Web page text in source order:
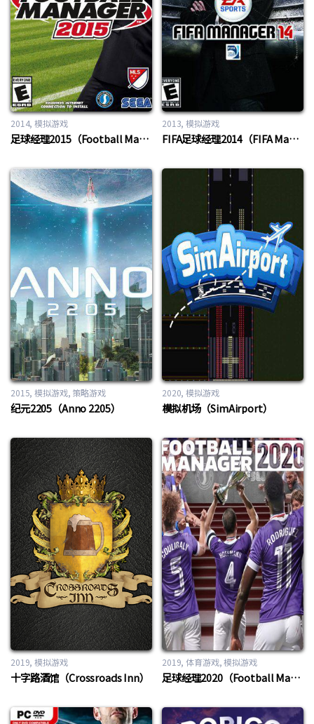
2014 模拟游戏
足球经理2015（Football Manager 2015）
2013 模拟游戏
FIFA足球经理2014（FIFA Manager 2014）
2015 模拟游戏, 策略游戏
纪元2205（Anno 2205）
2020 模拟游戏
模拟机场（SimAirport）
2019 模拟游戏
十字路酒馆（Crossroads Inn）
2019 体育游戏,模拟游戏
足球经理2020（Football Manager 2020）